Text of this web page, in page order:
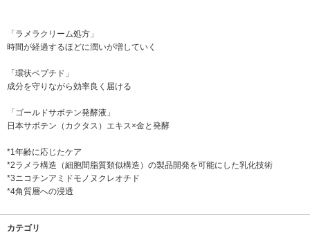
「ラメラクリーム処方」
時間が経過するほどに潤いが増していく
「環状ペプチド」
成分を守りながら効率良く届ける
「ゴールドサボテン発酵液」
日本サボテン（カクタス）エキス×金と発酵
*1年齢に応じたケア
*2ラメラ構造（細胞間脂質類似構造）の製品開発を可能にした乳化技術
*3ニコチンアミドモノヌクレオチド
*4角質層への浸透
カテゴリ